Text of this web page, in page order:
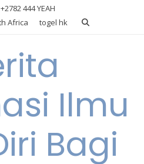
444 YEAH
Africa
togel hk
Ilmu
Bagi